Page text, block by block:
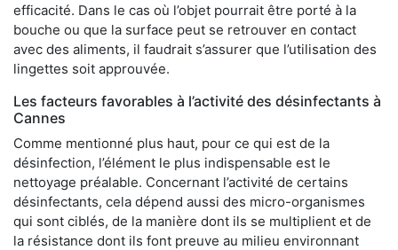
efficacité. Dans le cas où l’objet pourrait être porté à la
bouche ou que la surface peut se retrouver en contact
avec des aliments, il faudrait s’assurer que l’utilisation des
lingettes soit approuvée.
Les facteurs favorables à l’activité des désinfectants à
Cannes
Comme mentionné plus haut, pour ce qui est de la
désinfection, l’élément le plus indispensable est le
nettoyage préalable. Concernant l’activité de certains
désinfectants, cela dépend aussi des micro-organismes
qui sont ciblés, de la manière dont ils se multiplient et de
la résistance dont ils font preuve au milieu environnant